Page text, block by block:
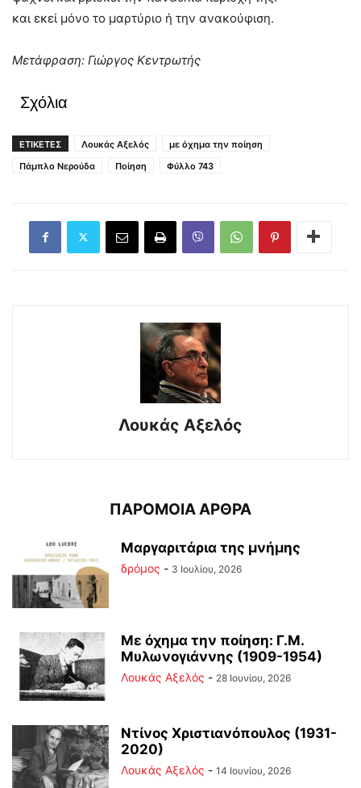
και εκεί μόνο το μαρτύριο ή την ανακούφιση.
Μετάφραση: Γιώργος Κεντρωτής
Σχόλια
ΕΤΙΚΕΤΕΣ Λουκάς Αξελός
με όχημα την ποίηση
Πάμπλο Νερούδα
Ποίηση Φύλλο 743
Λουκάς Αξελός
ΠΑΡΟΜΟΙΑ ΑΡΘΡΑ
Μαργαριτάρια της μνήμης
δρόμος - 3 Ιουλίου, 2026
Με όχημα την ποίηση: Γ.Μ.
Μυλωνογιάννης (1909-1954)
Λουκάς Αξελός - 28 Ιουνίου, 2026
Ντίνος Χριστιανόπουλος (1931-
2020)
Λουκάς Αξελός - 14 Ιουνίου, 2026